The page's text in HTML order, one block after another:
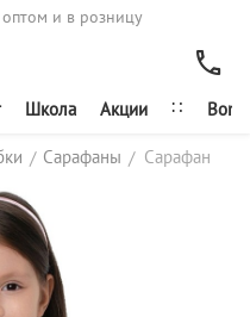
и в розницу
Школа Акции ∷
/ Сарафаны / Сарафан